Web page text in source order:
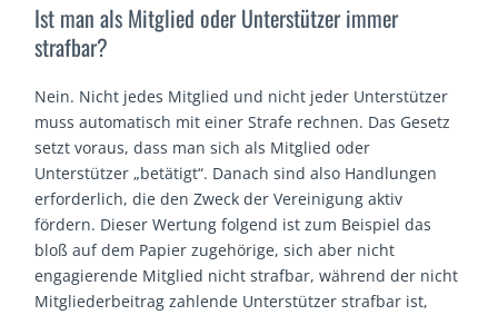
Ist man als Mitglied oder Unterstützer immer
strafbar?
Nein. Nicht jedes Mitglied und nicht jeder Unterstützer
muss automatisch mit einer Strafe rechnen. Das Gesetz
setzt voraus, dass man sich als Mitglied oder
Unterstützer „betätigt“. Danach sind also Handlungen
erforderlich, die den Zweck der Vereinigung aktiv
fördern. Dieser Wertung folgend ist zum Beispiel das
bloß auf dem Papier zugehörige, sich aber nicht
engagierende Mitglied nicht strafbar, während der nicht
Mitgliederbeitrag zahlende Unterstützer strafbar ist,